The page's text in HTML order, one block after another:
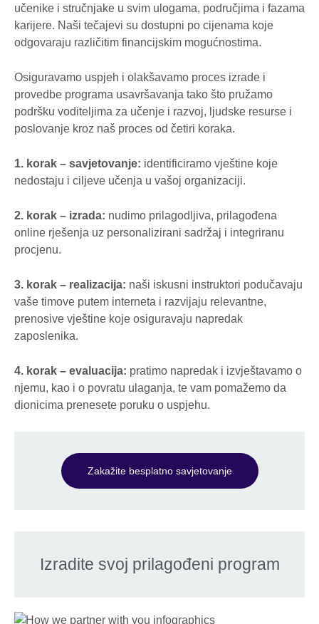
učenike i stručnjake u svim ulogama, područjima i fazama
karijere. Naši tečajevi su dostupni po cijenama koje
odgovaraju različitim financijskim mogućnostima.
Osiguravamo uspjeh i olakšavamo proces izrade i
provedbe programa usavršavanja tako što pružamo
podršku voditeljima za učenje i razvoj, ljudske resurse i
poslovanje kroz naš proces od četiri koraka.
1. korak – savjetovanje: identificiramo vještine koje
nedostaju i ciljeve učenja u vašoj organizaciji.
2. korak – izrada: nudimo prilagodljiva, prilagođena
online rješenja uz personalizirani sadržaj i integriranu
procjenu.
3. korak – realizacija: naši iskusni instruktori podučavaju
vaše timove putem interneta i razvijaju relevantne,
prenosive vještine koje osiguravaju napredak
zaposlenika.
4. korak – evaluacija: pratimo napredak i izvještavamo o
njemu, kao i o povratu ulaganja, te vam pomažemo da
dionicima prenesete poruku o uspjehu.
Zakažite besplatno savjetovanje
Izradite svoj prilagođeni program